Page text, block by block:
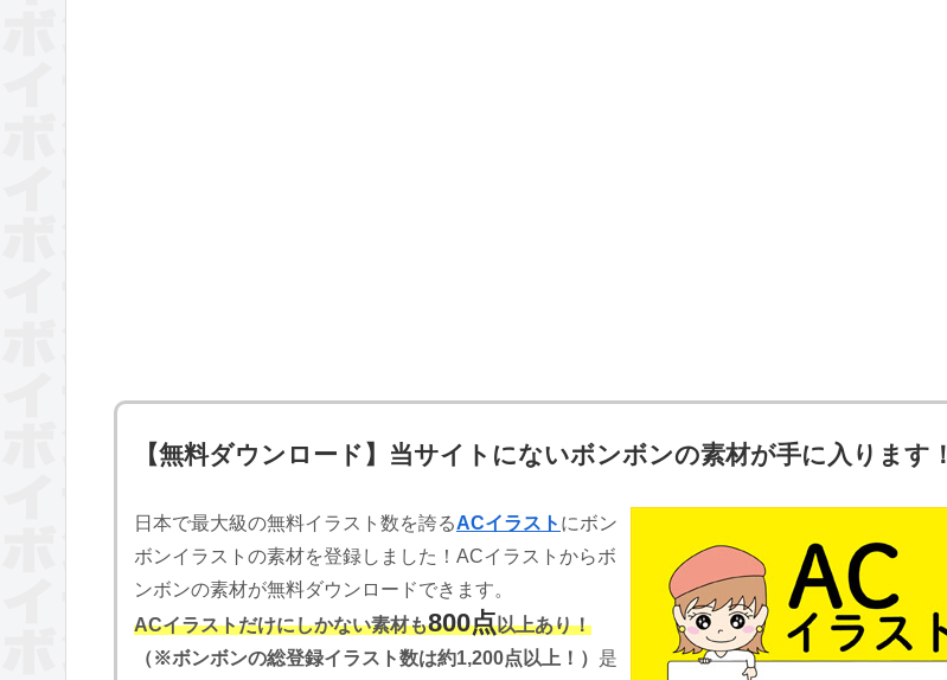
【無料ダウンロード】当サイトにないボンボンの素材が手に入ります！
日本で最大級の無料イラスト数を誇るACイラスト にボン
ボンイラストの素材を登録しました！ACイラストからボ
ンボンの素材が無料ダウンロードできます。
ACイラストだけにしかない素材も800点以上あり！
（※ボンボンの総登録イラスト数は約1,200点以上！） 是